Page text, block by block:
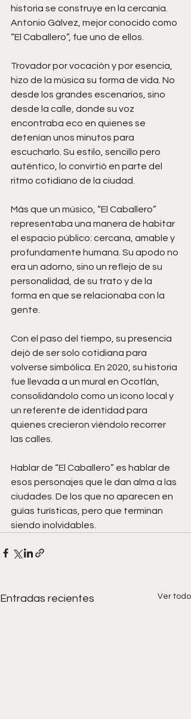
historia se construye en la cercanía.
Antonio Gálvez, mejor conocido como
“El Caballero”, fue uno de ellos.
Trovador por vocación y por esencia,
hizo de la música su forma de vida. No
desde los grandes escenarios, sino
desde la calle, donde su voz
encontraba eco en quienes se
detenían unos minutos para
escucharlo. Su estilo, sencillo pero
auténtico, lo convirtió en parte del
ritmo cotidiano de la ciudad.
Más que un músico, “El Caballero”
representaba una manera de habitar
el espacio público: cercana, amable y
profundamente humana. Su apodo no
era un adorno, sino un reflejo de su
personalidad, de su trato y de la
forma en que se relacionaba con la
gente.
Con el paso del tiempo, su presencia
dejó de ser solo cotidiana para
volverse simbólica. En 2020, su historia
fue llevada a un mural en Ocotlán,
consolidándolo como un ícono local y
un referente de identidad para
quienes crecieron viéndolo recorrer
las calles.
Hablar de “El Caballero” es hablar de
esos personajes que le dan alma a las
ciudades. De los que no aparecen en
guías turísticas, pero que terminan
siendo inolvidables.
Entradas recientes Ver todo